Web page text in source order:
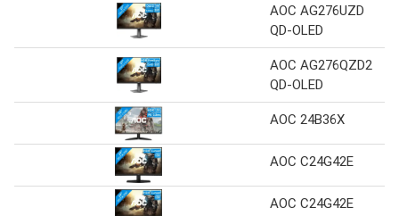
AOC AG276UZD
QD-OLED
AOC AG276QZD2
QD-OLED
AOC 24B36X
AOC C24G42E
AOC C24G42E